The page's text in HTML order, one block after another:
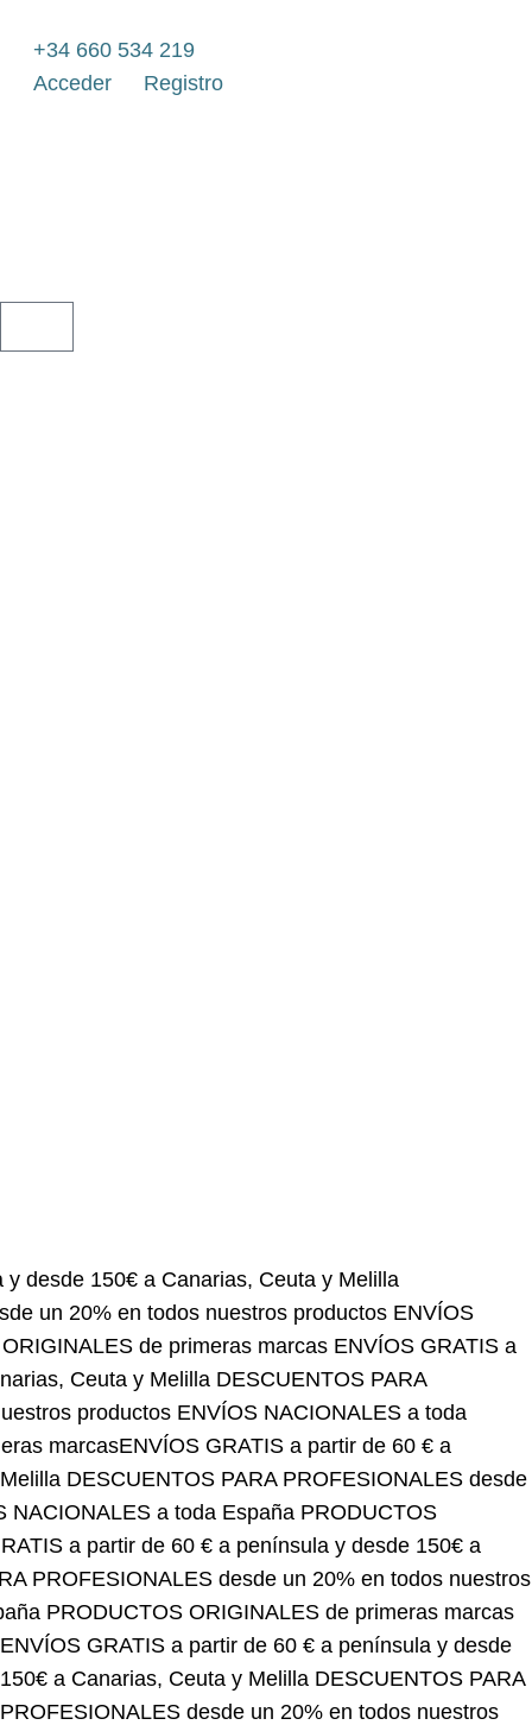
contenido
+34 660 534 219
Acceder
Registro
a Canarias, Ceuta y Melilla DESCUENTOS
productosENVÍOS NACIONALES a toda España
GRATIS a partir de 60 € a península y desde
PROFESIONALES desde un 20% en todos nuestros
ORIGINALES de primeras marcasENVÍOS
Ceuta y MelillaDESCUENTOS PARA
ENVÍOS NACIONALES a toda España
GRATIS a partir de 60 € a península y desde 150€
desde un 20% en todos nuestros
ORIGINALES de primeras marcas
ENVÍOS GRATIS a partir de 60 € a península y desde
150€ a Canarias, Ceuta y MelillaDESCUENTOS PARA
PROFESIONALES desde un 20% en todos nuestros
productosENVÍOS NACIONALES a toda España